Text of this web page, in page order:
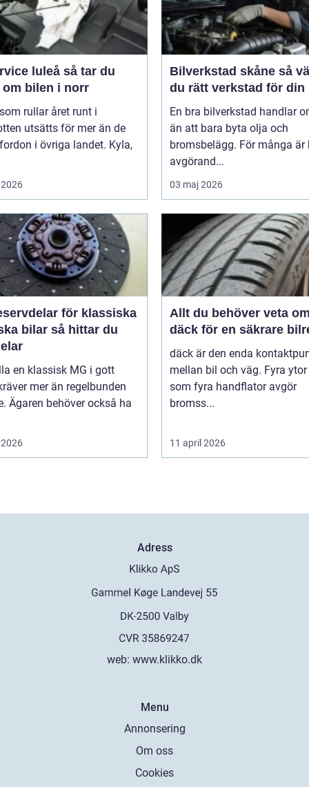
luleå så tar du
om bilen i norr
rullar året runt i
utsätts för mer än de
i övriga landet. Kyla,
Bilverkstad skåne så väljer
du rätt verkstad för din
En bra bilverkstad handlar
än att bara byta olja och
bromsbelägg. För många är
avgörand...
03 maj 2026
för klassiska
så hittar du
en klassisk MG i gott
mer än regelbunden
Ägaren behöver också ha
Allt du behöver veta
däck för en säkrare
däck är den enda
mellan bil och väg. Fyra
som fyra handflator avgör
bromss...
11 april 2026
Adress
web: www.klikko.dk
Menu
Annonsering
Om oss
Cookies